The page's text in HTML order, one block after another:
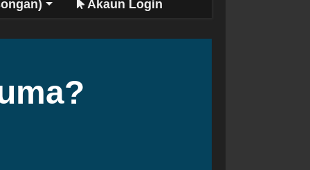
Akaun Login